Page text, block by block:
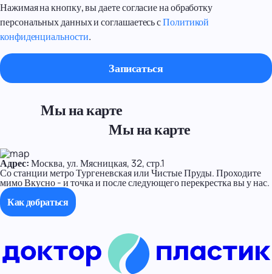
Нажимая на кнопку, вы даете согласие на обработку
персональных данных и соглашаетесь сПолитикой
конфиденциальности.
Мы на карте
Мы на карте
Адрес:Москва, ул. Мясницкая, 32, стр.1
Со станции метро Тургеневская или Чистые Пруды. Проходите
мимо Вкусно - и точка и после следующего перекрестка вы у нас.
Как добраться